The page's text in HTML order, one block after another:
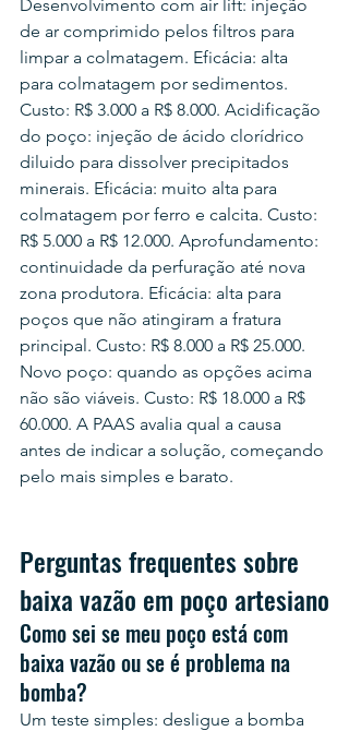
Desenvolvimento com air lift: injeção
de ar comprimido pelos filtros para
limpar a colmatagem. Eficácia: alta
para colmatagem por sedimentos.
Custo: R$ 3.000 a R$ 8.000. Acidificação
do poço: injeção de ácido clorídrico
diluido para dissolver precipitados
minerais. Eficácia: muito alta para
colmatagem por ferro e calcita. Custo:
R$ 5.000 a R$ 12.000. Aprofundamento:
continuidade da perfuração até nova
zona produtora. Eficácia: alta para
poços que não atingiram a fratura
principal. Custo: R$ 8.000 a R$ 25.000.
Novo poço: quando as opções acima
não são viáveis. Custo: R$ 18.000 a R$
60.000. A PAAS avalia qual a causa
antes de indicar a solução, começando
pelo mais simples e barato.
Perguntas frequentes sobre
baixa vazão em poço artesiano
Como sei se meu poço está com
baixa vazão ou se é problema na
bomba?
Um teste simples: desligue a bomba